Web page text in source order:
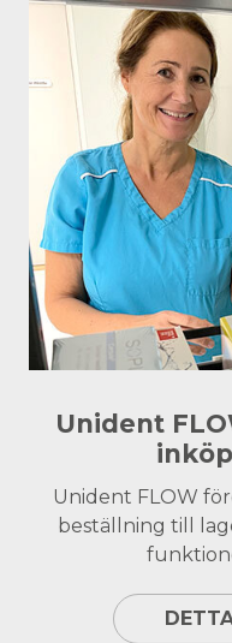
Unident
Unident FLOW
beställning till